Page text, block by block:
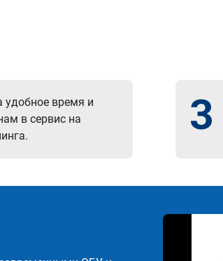
удобное время и
в сервис на
3